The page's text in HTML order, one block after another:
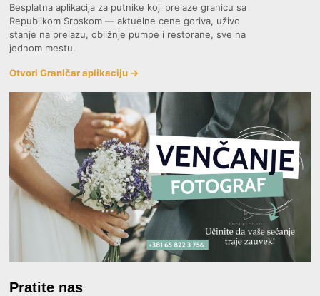
Besplatna aplikacija za putnike koji prelaze granicu sa
Republikom Srpskom — aktuelne cene goriva, uživo
stanje na prelazu, obližnje pumpe i restorane, sve na
jednom mestu.
Otvori Graničar aplikaciju →
Pratite nas